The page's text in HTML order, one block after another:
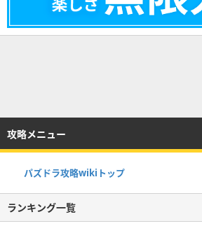
攻略メニュー
パズドラ攻略wikiトップ
ランキング一覧